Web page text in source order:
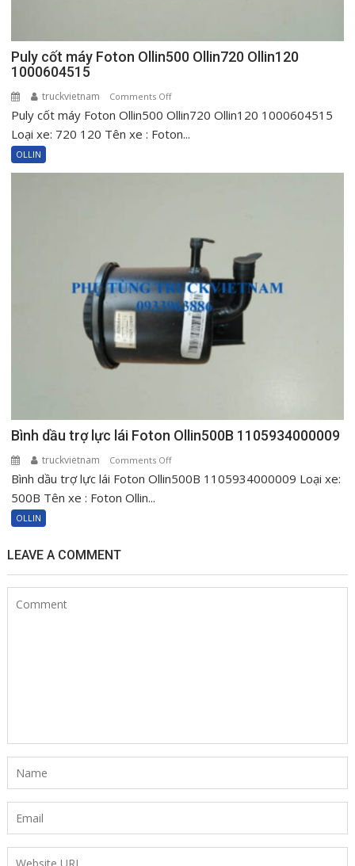
Puly cốt máy Foton Ollin500 Ollin720 Ollin120
1000604515
truckvietnam Comments Offon
Puly
cốt
Puly cốt máy Foton Ollin500 Ollin720 Ollin120 1000604515
Loại xe: 720 120 Tên xe : Foton...
OLLIN
Bình dầu trợ lực lái Foton Ollin500B 1105934000009
truckvietnam Comments Offon
Bình
Bình dầu trợ lực lái Foton Ollin500B 1105934000009 Loại xe:
500B Tên xe : Foton Ollin...
OLLIN
LEAVE A COMMENT